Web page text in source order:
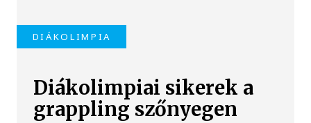
DIÁKOLIMPIA
Diákolimpiai sikerek a
grappling szőnyegen